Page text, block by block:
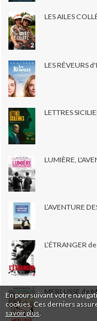
En poursuivant votre
cookies. Ces derniers
savoir plus
LES AILES
LES RÊVEURS
LETTRES
LUMIÈRE,
L’AVENTURE
L’ÉTRANGER
MERLUSSE de